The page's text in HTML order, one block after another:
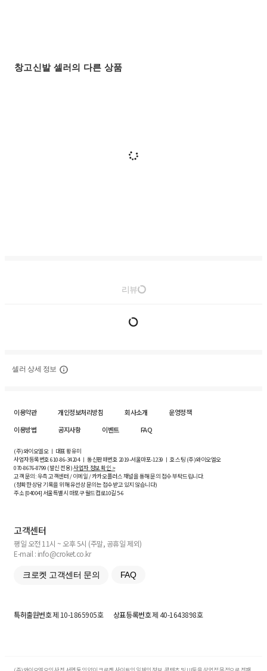
창고신발 셀러의 다른 상품
리뷰
셀러 상세 정보
이용약관 개인정보처리방침 회사소개
운영정책
이용방법
공지사항 이벤트 FAQ
(주)와이오엘오 ㅣ 대표 황유미
사업자등록번호610-86-34204ㅣ 통신판매번호 2019-서울마포-1239 ㅣ 호스팅 (주)와이오엘오
070-8676-8799 (발신 전용)사업자 정보 확인 >
고객 문의: 우측 고객센터 / 이메일 / 카카오플러스 채널을 통해 문의 접수 부탁드립니다.
(정확한 상담 기록을 위해 유선상 문의는 접수받고 있지 않습니다)
주소 [04004] 서울특별시 마포구 월드컵로10길5-6
고객센터
평일 오전 11시 ~ 오후 5시 (주말, 공휴일 제외)
E-mail : info@croket.co.kr
크로켓 고객센터 문의 FAQ
특허출원번호제 10-1865905호 상표등록번호제 40-1643898호